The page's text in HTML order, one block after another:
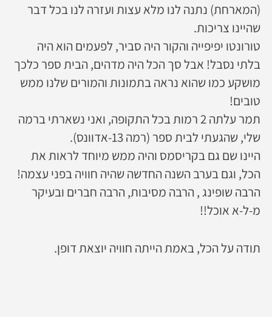
(המארחת) נתנה לנו מלא עצות ועזרה לנו בכל דבר
שהיינו צריכות.
טורונטו יפיפייה והקור היה סביר, לפעמים הוא היה
בלתי נסבל! אבל סך הכל היה מדהים, הבית ספר כלכך
מושקע כמו שהוא נראה בתמונות והמורים שלנו ממש
טובים!
תמר עלתה 2 רמות בכל התקופה, ואני נשארתי ברמה
שלי, שהגעתי לבית ספר (רמה 13-אדוונס).
היינו שם גם בקריסמס והיה ממש מיוחד לראות את
הכל, וגם בערב השנה החדשה שהיה חוויה בפני עצמה!
הרבה שופינג , הרבה מסיבות, הרבה חברים ובעיקר
מ-ל-א אוכל!!
תודה על הכל, באמת הייתה חוויה יוצאת דופן.